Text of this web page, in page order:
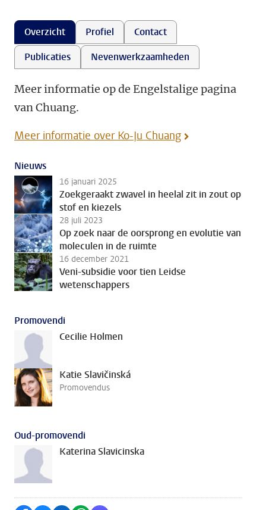
Overzicht Profiel
Contact
Publicaties
Nevenwerkzaamheden
Meer informatie op de Engelstalige pagina
van Chuang.
Meer informatie over Ko-Ju Chuang
Nieuws
16 januari 2025
Zoekgeraakt zwavel in heelal zit in zout op
stof en kiezels
28 juli 2023
Op zoek naar de oorsprong en evolutie van
moleculen in de ruimte
16 december 2021
Veni-subsidie voor tien Leidse
wetenschappers
Promovendi
Cecilie Holmen
Katie Slavičinská
Promovendus
Oud-promovendi
Katerina Slavicinska